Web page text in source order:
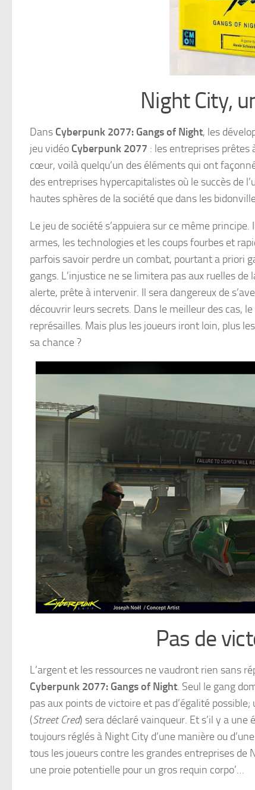
Night City,
Dans Cyberpunk 2077: Gangs of Night, les
jeu vidéo Cyberpunk 2077 : les entreprises
cœur, voilà quelqu’un des éléments qui ont
des entreprises hypercapitalistes où le succès de
hautes sphères de la société que dans les
Le jeu de société s’appuiera sur ce même
armes, les technologies et les coups fourbes et
parfois savoir perdre un combat, pourtant a priori
gangs. L’injustice ne se limitera pas aux ruelles de
alerte, prête à intervenir. Il sera dangereux de
découvrir leurs secrets. Dans le meilleur des cas, le
représailles. Mais plus les joueurs iront loin, plus
sa chance ?
Pas de
L’argent et les ressources ne vaudront rien sans
Cyberpunk 2077: Gangs of Night. Seul le gang
pas aux points de victoire et pas d’égalité
(Street Cred) sera déclaré vainqueur. Et s’il y a
toujours réglés à Night City d’une manière ou
tous les joueurs contre les grandes entreprises de
une proie potentielle pour un gros requin corpo’…